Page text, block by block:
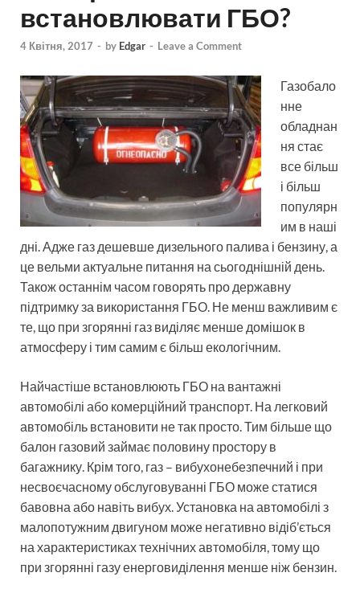
встановлювати ГБО?
4 Квітня, 2017 - by Edgar - Leave a Comment
Газобало
нне
обладнан
ня стає
все більш
і більш
популярн
им в наші
дні. Адже газ дешевше дизельного палива і бензину, а
це вельми актуальне питання на сьогоднішній день.
Також останнім часом говорять про державну
підтримку за використання ГБО. Не менш важливим є
те, що при згорянні газ виділяє менше домішок в
атмосферу і тим самим є більш екологічним.
Найчастіше встановлюють ГБО на вантажні
автомобілі або комерційний транспорт. На легковий
автомобіль встановити не так просто. Тим більше що
балон газовий займає половину простору в
багажнику. Крім того, газ – вибухонебезпечний і при
несвоєчасному обслуговуванні ГБО може статися
бавовна або навіть вибух. Установка на автомобілі з
малопотужним двигуном може негативно відіб’ється
на характеристиках технічних автомобіля, тому що
при згорянні газу енерговиділення менше ніж бензин.